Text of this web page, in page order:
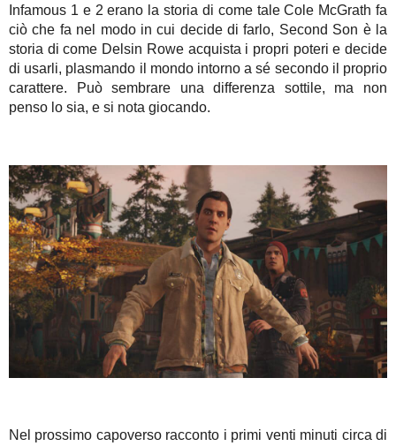
Infamous 1 e 2 erano la storia di come tale Cole McGrath fa
ciò che fa nel modo in cui decide di farlo, Second Son è la
storia di come Delsin Rowe acquista i propri poteri e decide
di usarli, plasmando il mondo intorno a sé secondo il proprio
carattere. Può sembrare una differenza sottile, ma non
penso lo sia, e si nota giocando.
Nel prossimo capoverso racconto i primi venti minuti circa di